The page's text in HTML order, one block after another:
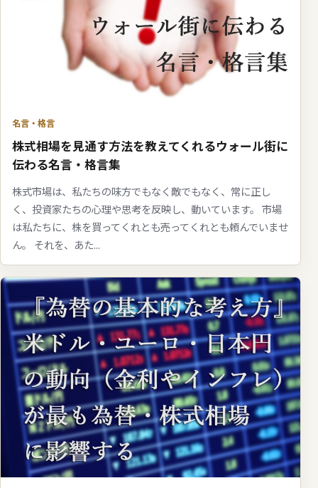
名言・格言
株式相場を見通す方法を教えてくれるウォール街に
伝わる名言・格言集
株式市場は、私たちの味方でもなく敵でもなく、常に正し
く、投資家たちの心理や思考を反映し、動いています。 市場
は私たちに、株を買ってくれとも売ってくれとも頼んでいませ
ん。 それを、あた...